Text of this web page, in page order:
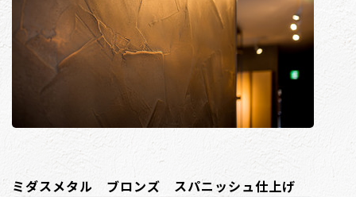
ミダスメタル ブロンズ スパニッシュ仕上げ